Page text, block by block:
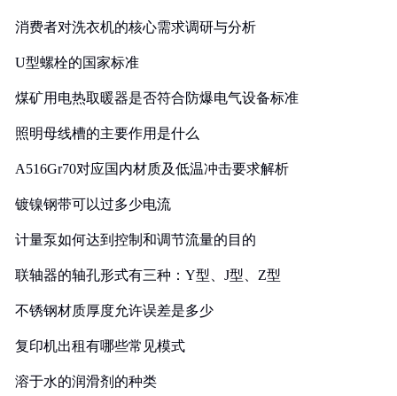
消费者对洗衣机的核心需求调研与分析
U型螺栓的国家标准
煤矿用电热取暖器是否符合防爆电气设备标准
照明母线槽的主要作用是什么
A516Gr70对应国内材质及低温冲击要求解析
镀镍钢带可以过多少电流
计量泵如何达到控制和调节流量的目的
联轴器的轴孔形式有三种：Y型、J型、Z型
不锈钢材质厚度允许误差是多少
复印机出租有哪些常见模式
溶于水的润滑剂的种类